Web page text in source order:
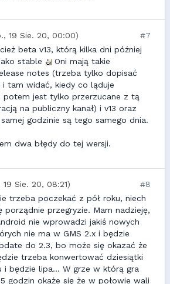
19 Sie. 20, 00:00)
#7
beta v13, którą kilka dni później
stable
Oni mają takie
notes (trzeba tylko dopisać
i tam widać, kiedy co ląduje
jest tylko przerzucane z tą
na publiczny kanał) i v13 oraz
godzinie są tego samego dnia.
dwa błędy do tej wersji.
19 Sie. 20, 08:21)
#8
trzeba poczekać z pół roku, niech
porządnie przegryzie. Mam nadzieję,
nie wprowadzi jakiś nowych
nie ma w GMS 2.x i będzie
do 2.3, bo może się okazać że
trzeba konwertować dziesiątki
i będzie lipa... W grze w którą gra
godzin okaże się że w połowie wali